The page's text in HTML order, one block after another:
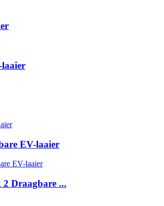
laaier
EV-laaier
Draagbare ...